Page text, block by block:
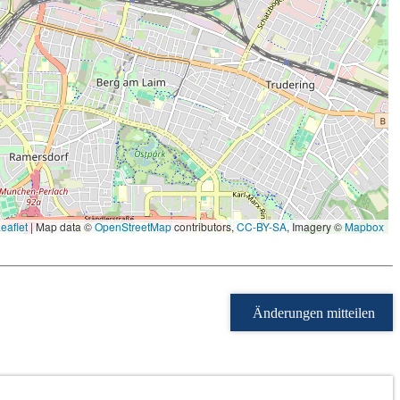
|Map data ©OpenStreetMapcontributors, CC-BY-SA, Imagery ©Mapbox
Änderungen mitteilen